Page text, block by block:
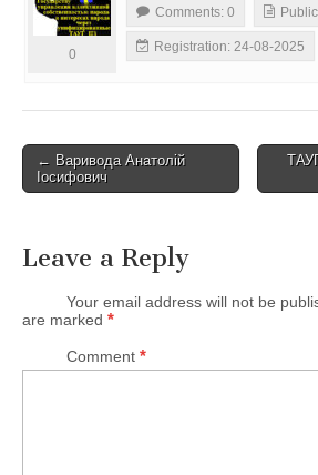
0
Comments: 0
Registration: 24-08-2025
o
t
i
← Варивода Анатолій
Іосифович
Leave a Reply
Your email address will not be
are marked *
Comment *